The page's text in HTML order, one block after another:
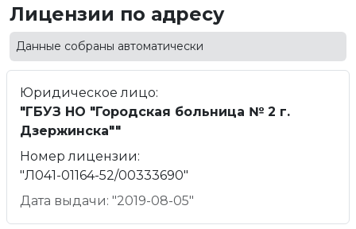
Лицензии по адресу
Данные собраны автоматически
Юридическое лицо:
"ГБУЗ НО "Городская больница № 2 г.
Дзержинска""
Номер лицензии:
"Л041-01164-52/00333690"
Дата выдачи: "2019-08-05"